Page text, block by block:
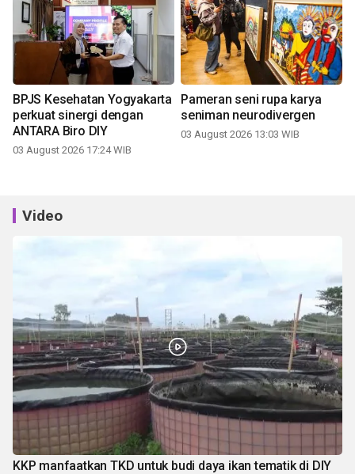
BPJS Kesehatan Yogyakarta
perkuat sinergi dengan
ANTARA Biro DIY
03 August 2026 17:24 WIB
Pameran seni rupa karya
seniman neurodivergen
03 August 2026 13:03 WIB
Video
KKP manfaatkan TKD untuk budi daya ikan tematik di DIY